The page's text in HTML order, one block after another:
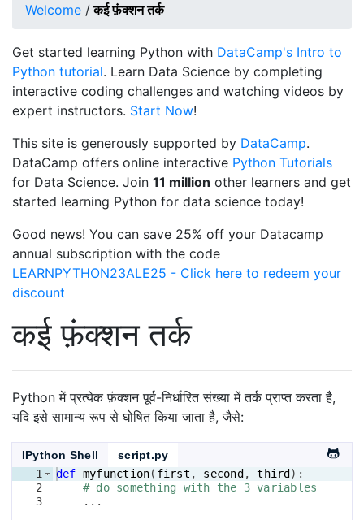
Welcome / कई फ़ंक्शन तर्क
Get started learning Python with DataCamp's Intro to
Python tutorial. Learn Data Science by completing
interactive coding challenges and watching videos by
expert instructors. Start Now!
This site is generously supported by DataCamp.
DataCamp offers online interactive Python Tutorials
for Data Science. Join 11 million other learners and get
started learning Python for data science today!
Good news! You can save 25% off your Datacamp
annual subscription with the code
LEARNPYTHON23ALE25 - Click here to redeem your
discount
कई फ़ंक्शन तर्क
Python में प्रत्येक फ़ंक्शन पूर्व-निर्धारित संख्या में तर्क प्राप्त करता है,
यदि इसे सामान्य रूप से घोषित किया जाता है, जैसे:
IPython Shell
script.py
1
2
3
def myfunction( first , second , third ) :
# do something with the 3 variables
    ...